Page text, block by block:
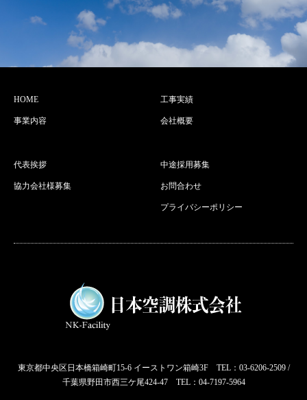
HOME
事業内容
工事実績
会社概要
代表挨拶
協力会社様募集
中途採用募集
お問合わせ
プライバシーポリシー
東京都中央区日本橋箱崎町15-6 イーストワン箱崎3F TEL：03-6206-2509 /
千葉県野田市西三ケ尾424-47 TEL：04-7197-5964